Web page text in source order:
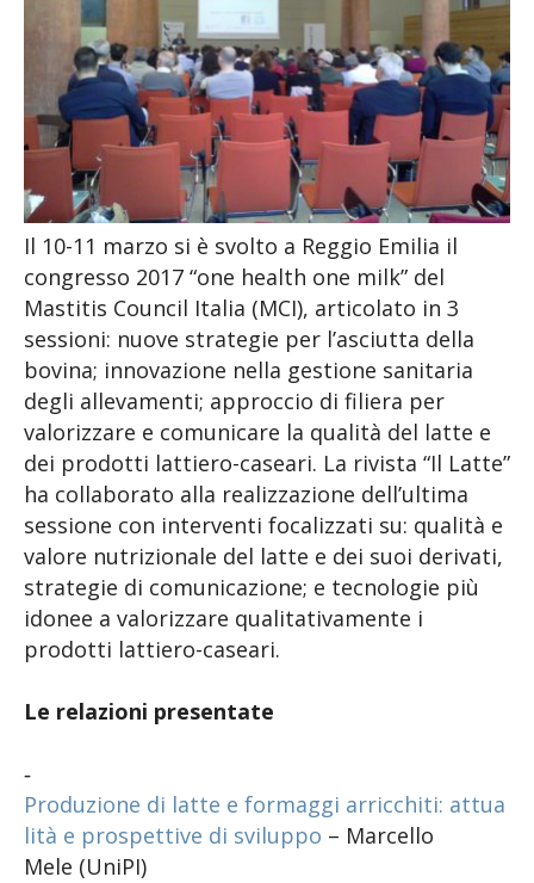
Il 10-11 marzo si è svolto a Reggio Emilia il
congresso 2017 “one health one milk” del
Mastitis Council Italia (MCI), articolato in 3
sessioni: nuove strategie per l’asciutta della
bovina; innovazione nella gestione sanitaria
degli allevamenti; approccio di filiera per
valorizzare e comunicare la qualità del latte e
dei prodotti lattiero-caseari. La rivista “Il Latte”
ha collaborato alla realizzazione dell’ultima
sessione con interventi focalizzati su: qualità e
valore nutrizionale del latte e dei suoi derivati,
strategie di comunicazione; e tecnologie più
idonee a valorizzare qualitativamente i
prodotti lattiero-caseari.
Le relazioni presentate
‐
Produzione di latte e formaggi arricchiti: attua
lità e prospettive di sviluppo – Marcello
Mele (UniPI)